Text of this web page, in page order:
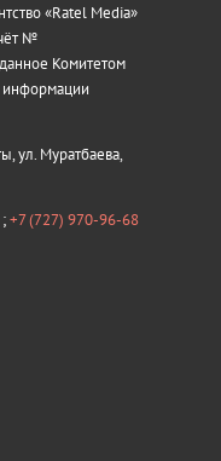
«Ratel Media»
№
Комитетом
информации
ул. Муратбаева,
;+7 (727) 970-96-68